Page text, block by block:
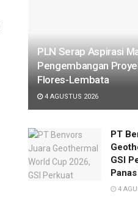
PLN Serap Aspirasi
Pengembangan
Flores-Lembata
4 AGUSTUS 2026
PT
GSI
4